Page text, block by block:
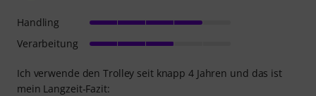
Ich verwende den Trolley seit knapp 4 Jahren und das ist
mein Langzeit-Fazit:
Handling
Verarbeitung